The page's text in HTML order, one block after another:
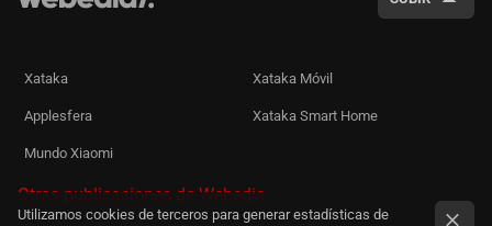
Xataka Xataka Móvil
Applesfera Xataka Smart Home
Mundo Xiaomi
Otras publicaciones de Webedia
Utilizamos cookies de terceros para generar estadísticas de